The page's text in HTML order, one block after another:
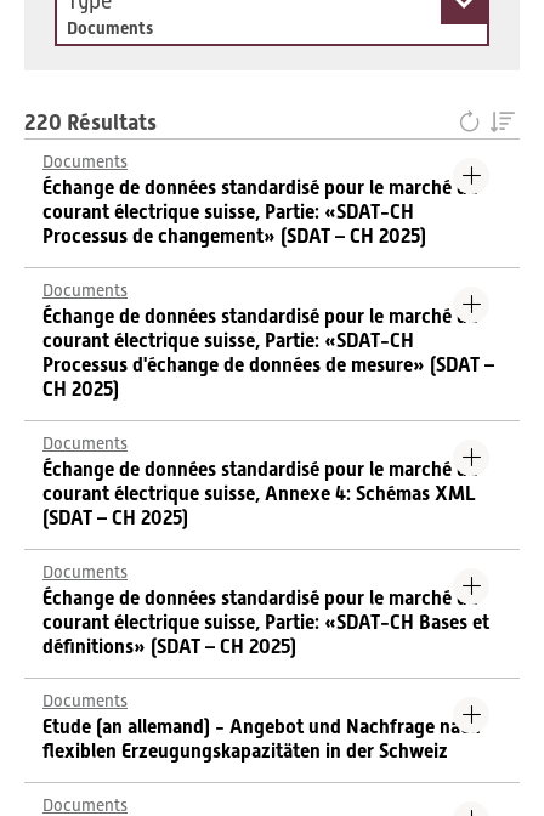
Documents
220 Résultats
Documents
Échange de données standardisé pour le marché du
courant électrique suisse, Partie: «SDAT-CH
Processus de changement» (SDAT – CH 2025)
Documents
Échange de données standardisé pour le marché du
courant électrique suisse, Partie: «SDAT-CH
Processus d'échange de données de mesure» (SDAT –
CH 2025)
Documents
Échange de données standardisé pour le marché du
courant électrique suisse, Annexe 4: Schémas XML
(SDAT – CH 2025)
Documents
Échange de données standardisé pour le marché du
courant électrique suisse, Partie: «SDAT-CH Bases et
définitions» (SDAT – CH 2025)
Documents
Etude (an allemand) - Angebot und Nachfrage nach
flexiblen Erzeugungskapazitäten in der Schweiz
Documents